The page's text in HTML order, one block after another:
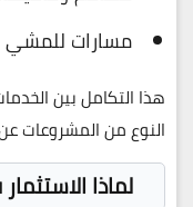
مسارات للمشي
هذا التكامل بين
النوع من المشروعات
لماذا